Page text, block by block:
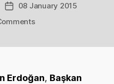
Post08 January 2015
on
Saniye]
Erdoğan, Başkan